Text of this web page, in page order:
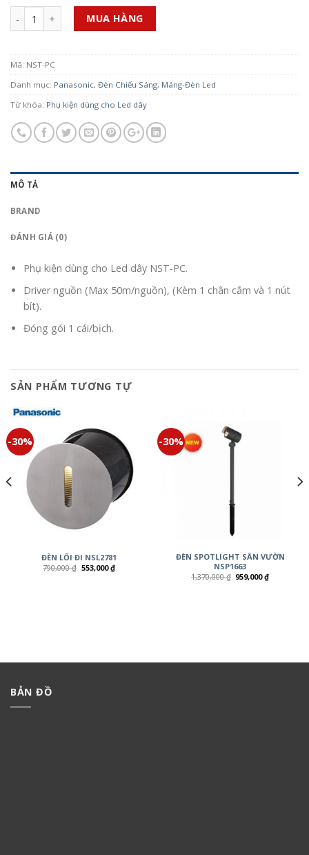
Số lượng MUA HÀNG
Mã: NST-PC
Danh mục: Panasonic, Đèn Chiếu Sáng, Máng-Đèn Led
Từ khóa: Phụ kiện dùng cho Led dây
MÔ TẢ
BRAND
ĐÁNH GIÁ (0)
Phụ kiện dùng cho Led dây NST-PC.
Driver nguồn (Max 50m/nguồn), (Kèm 1 chân cắm và 1 nút
bít).
Đóng gói 1 cái/bịch.
SẢN PHẨM TƯƠNG TỰ
-30%
ĐÈN LỐI ĐI NSL2781
790,000₫ 553,000₫
-30%
ĐÈN SPOTLIGHT SÂN VƯỜN
NSP1663
1,370,000₫ 959,000₫
BẢN ĐỒ